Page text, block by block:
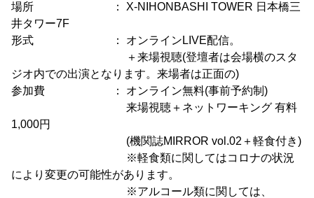
場所 ： X-NIHONBASHI TOWER 日本橋三
井タワー7F
形式 ： オンラインLIVE配信。
＋来場視聴(登壇者は会場横のスタ
ジオ内での出演となります。来場者は正面の)
参加費 ： オンライン無料(事前予約制)
来場視聴＋ネットワーキング 有料
1,000円
(機関誌MIRROR vol.02＋軽食付き)
※軽食類に関してはコロナの状況
により変更の可能性があります。
※アルコール類に関しては、